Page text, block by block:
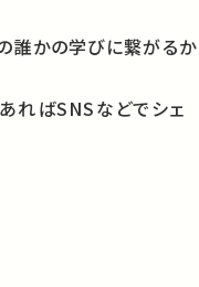
誰かの学びに繋がるか
ればSNSなどでシェ